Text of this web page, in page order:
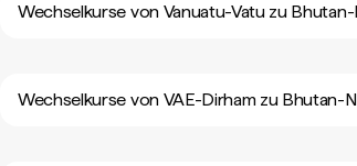
Wechselkurse von Vanuatu-Vatu zu
Wechselkurse von VAE-Dirham zu Bhutan-